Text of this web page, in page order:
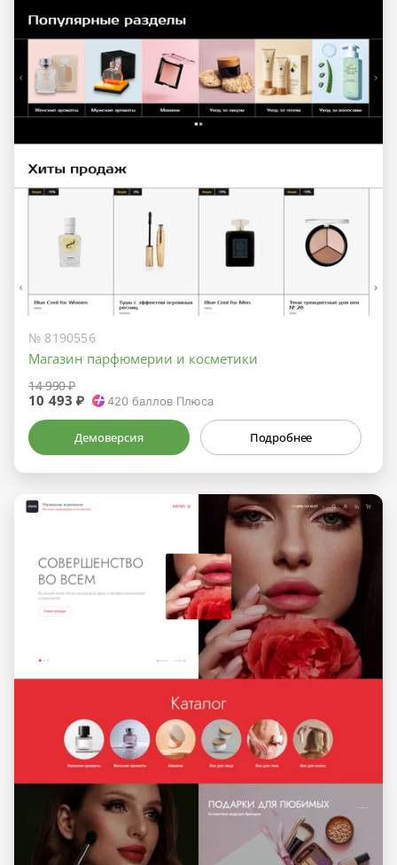
№ 8190556
Магазин парфюмерии и косметики
14 990 ₽
10 493 ₽ 420баллов Плюса
Демоверсия Подробнее